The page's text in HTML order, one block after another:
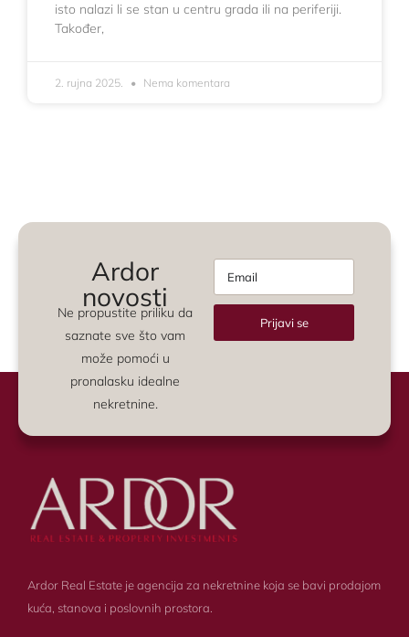
isto nalazi li se stan u centru grada ili na periferiji.
Također,
2. rujna 2025. Nema komentara
Ardor
novosti
Ne propustite priliku da
saznate sve što vam
može pomoći u
pronalasku idealne
nekretnine.
Prijavi se
Ardor Real Estate je agencija za nekretnine koja se bavi prodajom
kuća, stanova i poslovnih prostora.